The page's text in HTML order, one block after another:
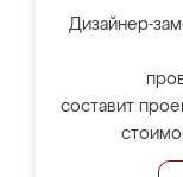
Дизайнер-
составит